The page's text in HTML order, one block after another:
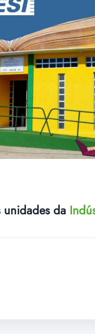
unidades da